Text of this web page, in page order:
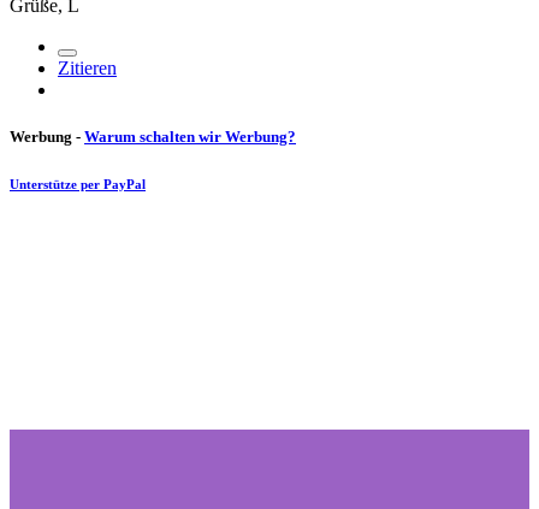
Grüße, L
Zitieren
Werbung - Warum schalten wir Werbung?
Unterstütze per PayPal